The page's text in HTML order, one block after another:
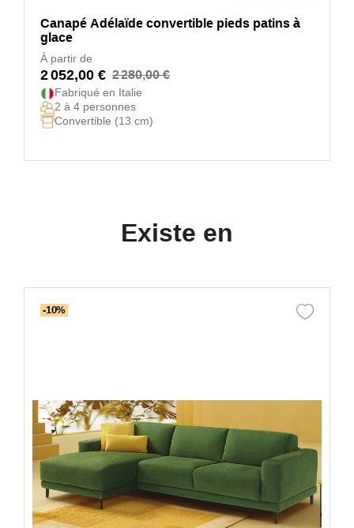
Canapé Adélaïde convertible pieds patins à
glace
À partir de
2 052,00 € 2 280,00 €
Fabriqué en Italie
2 à 4 personnes
Convertible (13 cm)
Existe en
-10%